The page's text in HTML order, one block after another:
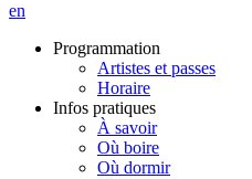
en
Programmation
Artistes et passes
Horaire
Infos pratiques
À savoir
Où boire
Où dormir